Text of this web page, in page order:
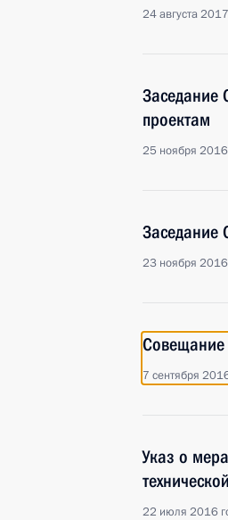
24 августа
Заседание
проектам
25 ноября
Заседание
23 ноября
Совещание
7 сентября
Указ о
22 июля 2016